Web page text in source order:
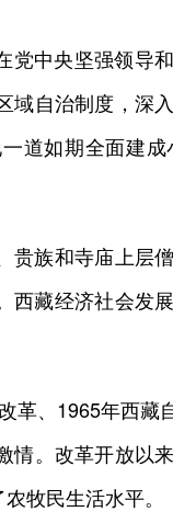
中央坚强领导
自治制度，深
道如期全面建
族和寺庙上层
藏经济社会发
、1965年西藏
。改革开放以
牧民生活水平。